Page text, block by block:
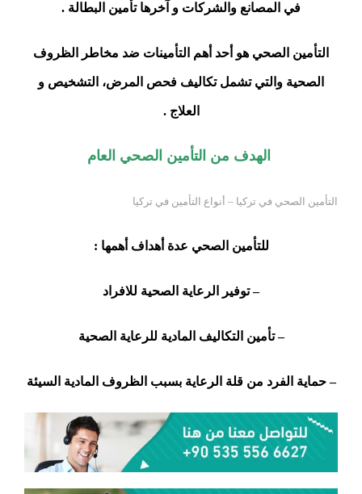
في المصانع والشركات و آخرها تأمين البطالة .
التأمين الصحي هو أحد أهم التأمينات ضد مخاطر الظروف
الصحية والتي تشمل تكاليف فحص المرض، التشخيص و
العلاج .
الهدف من التأمين الصحي العام
التأمين الصحي في تركيا – أنواع التأمين في تركيا
للتأمين الصحي عدة أهداف أهمها :
– توفير الرعاية الصحية للافراد
– تأمين التكاليف المادية للرعاية الصحية
– حماية الفرد من قلة الرعاية بسبب الظروف المادية السيئة